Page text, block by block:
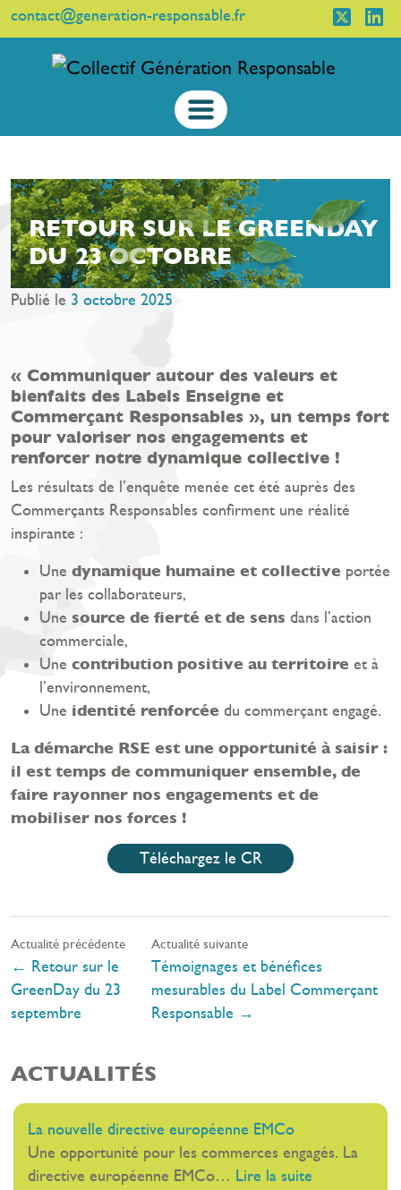
contact@generation-responsable.fr
RETOUR SUR LE GREENDAY
DU 23 OCTOBRE
Publié le 3 octobre 2025
« Communiquer autour des valeurs et
bienfaits des Labels Enseigne et
Commerçant Responsables », un temps fort
pour valoriser nos engagements et
renforcer notre dynamique collective !
Les résultats de l’enquête menée cet été auprès des
Commerçants Responsables confirment une réalité
inspirante :
Une dynamique humaine et collective portée
par les collaborateurs,
Une source de fierté et de sens dans l’action
commerciale,
Une contribution positive au territoire et à
l’environnement,
Une identité renforcée du commerçant engagé.
La démarche RSE est une opportunité à saisir :
il est temps de communiquer ensemble, de
faire rayonner nos engagements et de
mobiliser nos forces !
Téléchargez le CR
Actualité précédente
← Retour sur le
GreenDay du 23
septembre
Actualité suivante
Témoignages et bénéfices
mesurables du Label Commerçant
Responsable →
ACTUALITÉS
La nouvelle directive européenne EMCo
Une opportunité pour les commerces engagés. La
directive européenne EMCo… Lire la suite